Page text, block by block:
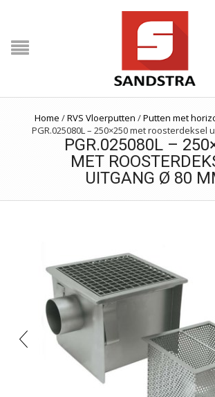
Home /RVS Vloerputten /Putten met
PGR.025080L – 250×250 met roosterdeksel
PGR.025080L –
MET
UITGANG Ø 80